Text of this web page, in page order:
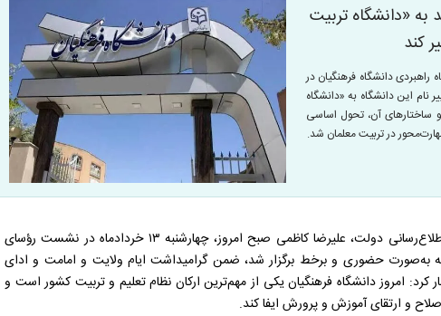
به «دانشگاه تربیت
کند
راهبردی دانشگاه فرهنگیان در
نام این دانشگاه به «دانشگاه
و ساختارهای آن، تحول اساسی
در تربیت معلمان شد.
به گزارش ایکنا به نقل از پایگاه اطلاع‌رسانی دولت، علیرضا کاظمی صبح امروز، چهارشنبه ۱۳ خردادماه در نشست رؤسای
به‌صورت حضوری و برخط برگزار شد، ضمن گرامیداشت ایام ولایت و امامت و ادای
کرد: امروز دانشگاه فرهنگیان یکی از مهم‌ترین ارکان نظام تعلیم‌ و تربیت کشور است و
و ارتقای آموزش‌ و پرورش ایفا کند.